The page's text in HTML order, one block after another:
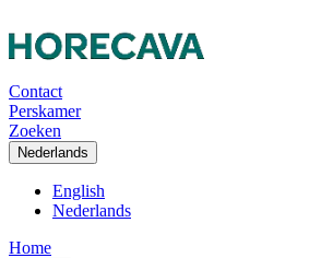
Contact
Perskamer
Zoeken
Nederlands
English
Nederlands
Home